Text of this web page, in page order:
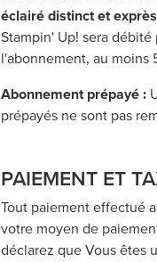
éclairé distinct et
Stampin' Up! sera
l'abonnement, au moins
Abonnement prépayé :
prépayés ne sont pas
PAIEMENT ET
Tout paiement effectué
votre moyen de
déclarez que Vous êtes